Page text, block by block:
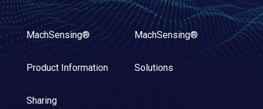
MachSensing® MachSensing®
Product Information Solutions
Sharing